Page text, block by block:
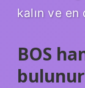
kalın ve en
BOS